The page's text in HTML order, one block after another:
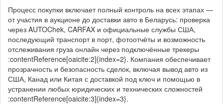
Процесс покупки включает полный контроль на всех этапах —
от участия в аукционе до доставки авто в Беларусь: проверка
через AUTOChek, CARFAX и официальные службы США,
последующий транспорт в порт, фотоотчёты и возможность
отслеживания груза онлайн через подключённые трекеры
:contentReference[oaicite:2]{index=2}. Компания обеспечивает
прозрачность и безопасность сделок, включая вывод авто из
США, Канад или Китая с доставкой под ключ и помощью в
устранении любых юридических и технических сложностей
:contentReference[oaicite:3]{index=3}.